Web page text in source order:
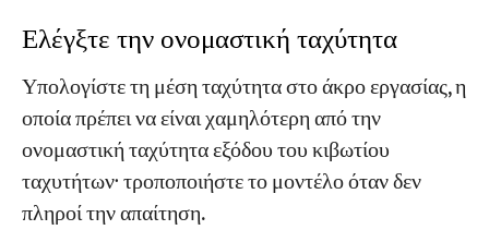
Ελέγξτε την ονομαστική ταχύτητα
Υπολογίστε τη μέση ταχύτητα στο άκρο εργασίας, η
οποία πρέπει να είναι χαμηλότερη από την
ονομαστική ταχύτητα εξόδου του κιβωτίου
ταχυτήτων· τροποποιήστε το μοντέλο όταν δεν
πληροί την απαίτηση.